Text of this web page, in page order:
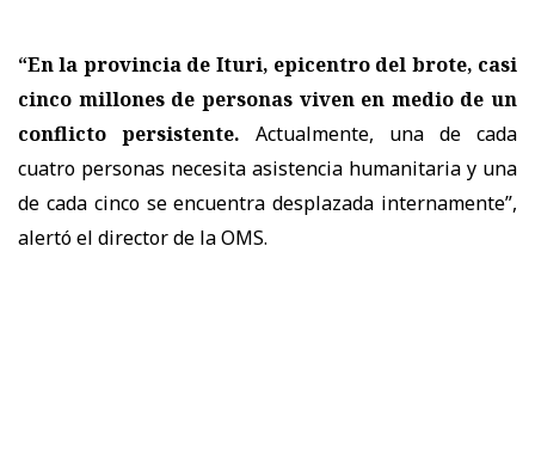
“En la provincia de Ituri, epicentro del brote, casi
cinco millones de personas viven en medio de un
conflicto persistente. Actualmente, una de cada
cuatro personas necesita asistencia humanitaria y una
de cada cinco se encuentra desplazada internamente”,
alertó el director de la OMS.